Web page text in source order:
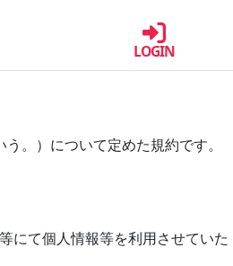
LOGIN
。）について定めた規約です。
にて個人情報等を利用させていた